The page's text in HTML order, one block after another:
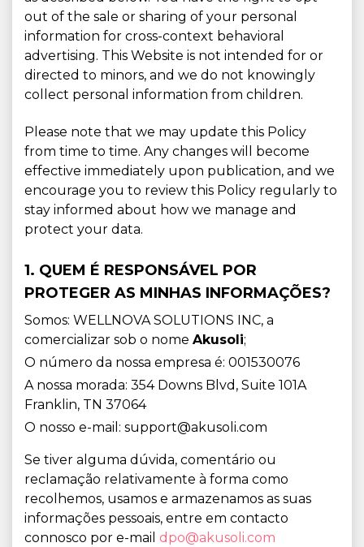
out of the sale or sharing of your personal
information for cross-context behavioral
advertising. This Website is not intended for or
directed to minors, and we do not knowingly
collect personal information from children.
Please note that we may update this Policy
from time to time. Any changes will become
effective immediately upon publication, and we
encourage you to review this Policy regularly to
stay informed about how we manage and
protect your data.
1. QUEM É RESPONSÁVEL POR
PROTEGER AS MINHAS INFORMAÇÕES?
Somos: WELLNOVA SOLUTIONS INC, a
comercializar sob o nome Akusoli;
O número da nossa empresa é: 001530076
A nossa morada: 354 Downs Blvd, Suite 101A
Franklin, TN 37064
O nosso e-mail: support@akusoli.com
Se tiver alguma dúvida, comentário ou
reclamação relativamente à forma como
recolhemos, usamos e armazenamos as suas
informações pessoais, entre em contacto
connosco por e-mail dpo@akusoli.com